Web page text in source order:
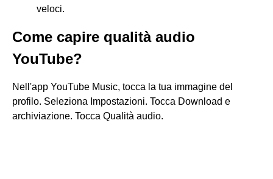
veloci.
Come capire qualità audio
YouTube?
Nell'app YouTube Music, tocca la tua immagine del
profilo. Seleziona Impostazioni. Tocca Download e
archiviazione. Tocca Qualità audio.